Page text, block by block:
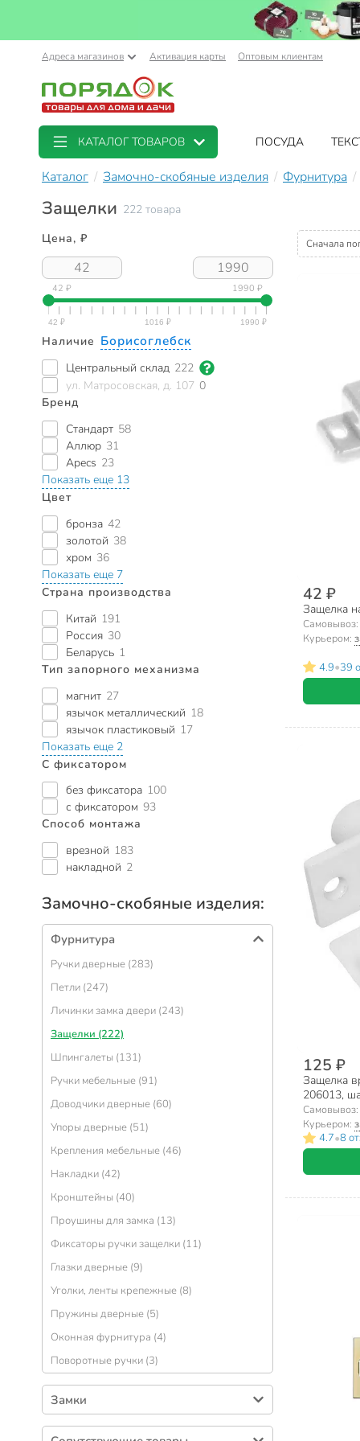
Адреса магазинов Активация карты Оптовым клиентам
КАТАЛОГ ТОВАРОВ ПОСУДА
Каталог Замочно-скобяные изделия Фурнитура
Защелки 222 товара
Цена, ₽
42 ₽ 1990 ₽
Наличие Борисоглебск
Центральный склад 222
ул. Матросовская, д. 107 0
Бренд
Стандарт 58
Аллюр 31
Apecs 23
Показать еще 13
Цвет
бронза 42
золотой 38
хром 36
Показать еще 7
Страна производства
Китай 191
Россия 30
Беларусь 1
Тип запорного механизма
магнит 27
язычок металлический 18
язычок пластиковый 17
Показать еще 2
С фиксатором
без фиксатора 100
с фиксатором 93
Способ монтажа
врезной 183
накладной 2
Замочно-скобяные изделия:
Фурнитура
Ручки дверные (283)
Петли (247)
Личинки замка двери (243)
Защелки (222)
Шпингалеты (131)
Ручки мебельные (91)
Доводчики дверные (60)
Упоры дверные (51)
Крепления мебельные (46)
Накладки (42)
Кронштейны (40)
Проушины для замка (13)
Фиксаторы ручки защелки (11)
Глазки дверные (9)
Уголки, ленты крепежные (8)
Пружины дверные (5)
Оконная фурнитура (4)
Поворотные ручки (3)
Замки
Замки врезные (401)
Сначала
42 ₽
Защелка
Самовывоз:
Курьером:
4.9•39
125 ₽
Защелка
206013,
Самовывоз:
Курьером:
4.7•8